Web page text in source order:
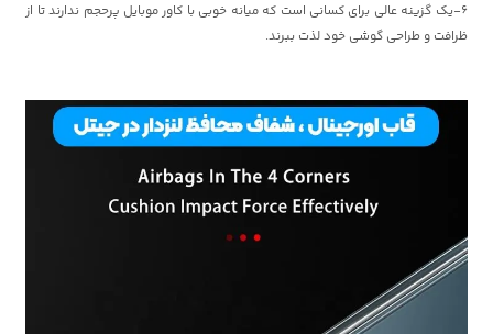
6-یک گزینه عالی برای کسانی است که میانه خوبی با کاور موبایل پرحجم ندارند تا از
ظرافت و طراحی گوشی خود لذت ببرند.